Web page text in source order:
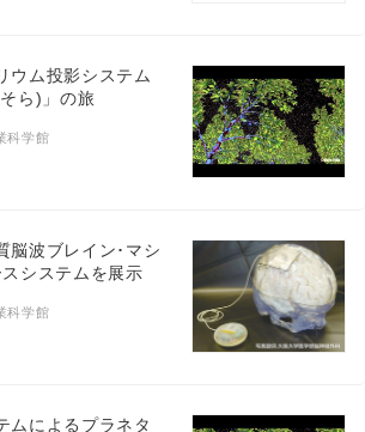
ウム投影システム
ら)」の旅
科学館
脳波ブレイン･マシ
システムを展示
科学館
ムによるプラネタ